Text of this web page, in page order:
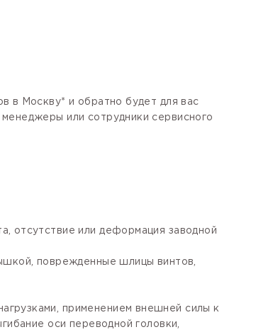
в Москву* и обратно будет для вас
или сотрудники сервисного
отсутствие или деформация заводной
поврежденные шлицы винтов,
применением внешней силы к
оси переводной головки,